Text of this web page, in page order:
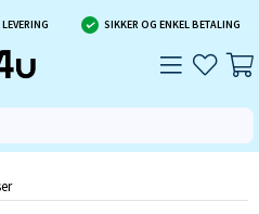
SIKKER OG ENKEL BETALING